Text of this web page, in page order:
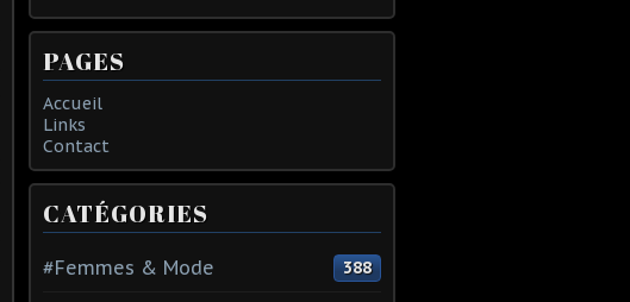
PAGES
Accueil
Links
Contact
CATÉGORIES
#Femmes & Mode 388